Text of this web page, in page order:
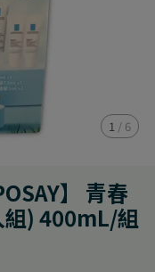
1 / 6
】 青春
組) 400mL/組